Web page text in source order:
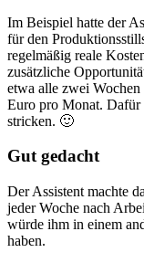
Im Beispiel hatte der
für den
regelmäßig reale
zusätzliche
etwa alle zwei
Euro pro Monat. Dafür
stricken. 🙂
Gut gedacht
Der Assistent machte
jeder Woche nach
würde ihm in einem
haben.